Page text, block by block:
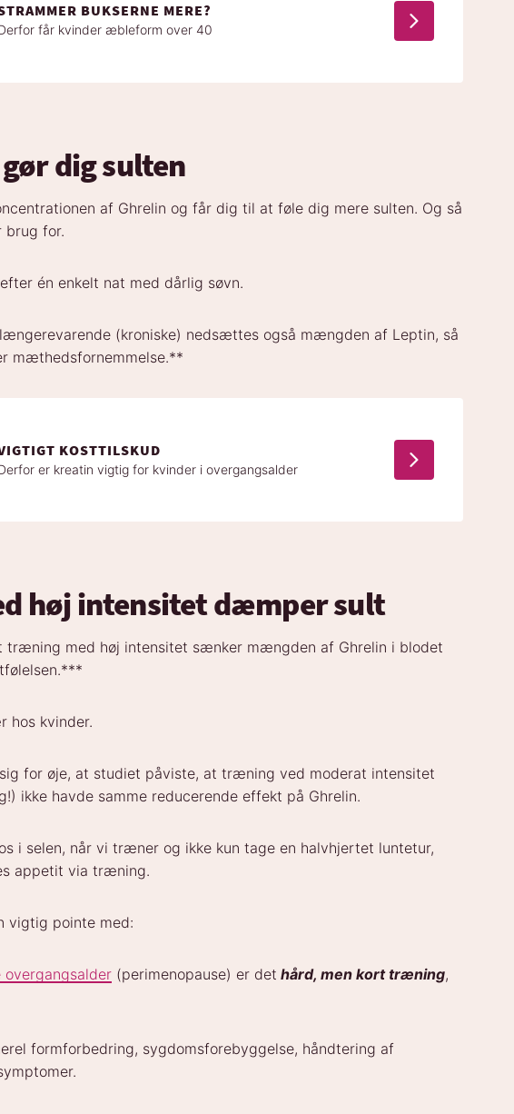
BUKSERNE MERE?
får kvinder æbleform over 40
dig sulten
af Ghrelin og får dig til at føle dig mere sulten. Og så
brug for.
én enkelt nat med dårlig søvn.
(kroniske) nedsættes også mængden af Leptin, så
mæthedsfornemmelse.**
KOSTTILSKUD
er kreatin vigtig for kvinder i overgangsalder
høj intensitet dæmper sult
træning med høj intensitet sænker mængden af Ghrelin i blodet
hos kvinder.
for øje, at studiet påviste, at træning ved moderat intensitet
ikke havde samme reducerende effekt på Ghrelin.
i selen, når vi træner og ikke kun tage en halvhjertet luntetur,
appetit via træning.
vigtig pointe med:
overgangsalder (perimenopause) er det hård, men kort træning,
formforbedring, sygdomsforebyggelse, håndtering af